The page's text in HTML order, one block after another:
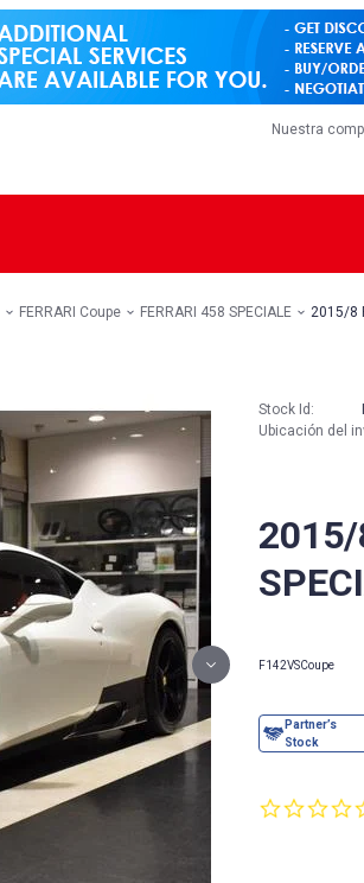
Nuestra
FERRARI Coupe FERRARI 458 SPECIALE 2015/8
2015/
F142VSCoupe
Stock Id:
Ubicación del